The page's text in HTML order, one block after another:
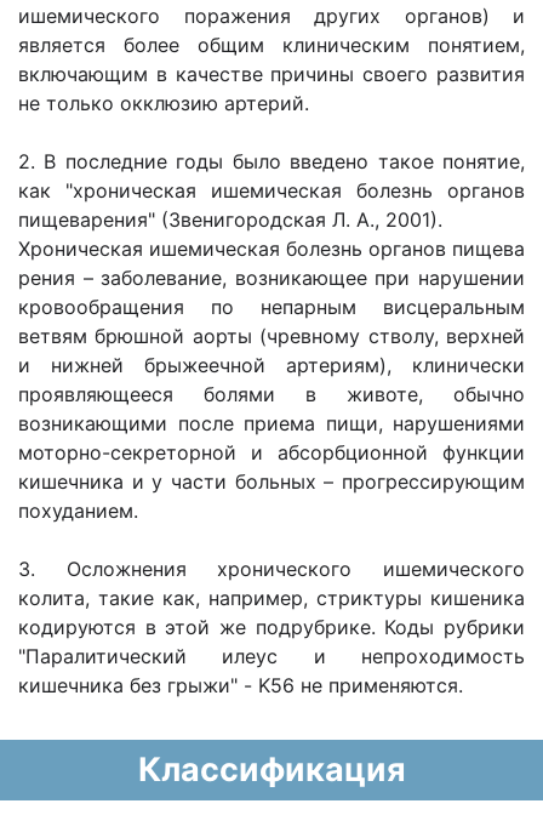
ишемического поражения других органов) и
является более общим клиническим понятием,
включающим в качестве причины своего развития
не только окклюзию артерий.
2. В последние годы было введено такое понятие,
как "хроническая ишемическая болезнь органов
пищеварения" (Звенигородская Л. А., 2001).
Хроническая ишемическая болезнь органов пищева
рения – заболевание, возникающее при нарушении
кровообращения по непарным висцеральным
ветвям брюшной аорты (чревному стволу, верхней
и нижней брыжеечной артериям), клинически
проявляющееся болями в животе, обычно
возникающими после приема пищи, нарушениями
моторно-секреторной и абсорбционной функции
кишечника и у части больных – прогрессирующим
похуданием.
3. Осложнения хронического ишемического
колита, такие как, например, стриктуры кишеника
кодируются в этой же подрубрике. Коды рубрики
"Паралитический илеус и непроходимость
кишечника без грыжи" - K56 не применяются.
Классификация